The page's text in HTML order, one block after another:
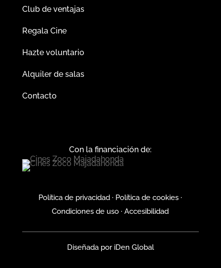
Club de ventajas
Regala Cine
Hazte voluntario
Alquiler de salas
Contacto
Con la financiación de:
Política de privacidad · Política de cookies ·
Condiciones de uso ·Accesibilidad
Diseñada poriDen Global